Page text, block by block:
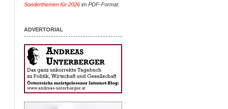
Sonderthemen für 2026 im PDF-Format.
ADVERTORIAL